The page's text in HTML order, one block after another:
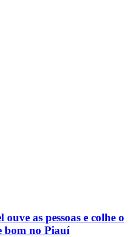
as pessoas e colhe o
bom no Piauí